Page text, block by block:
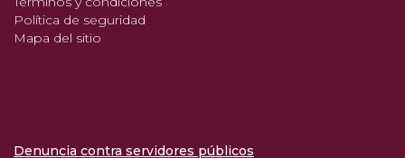
Política de seguridad
Mapa del sitio
Denuncia contra servidores públicos